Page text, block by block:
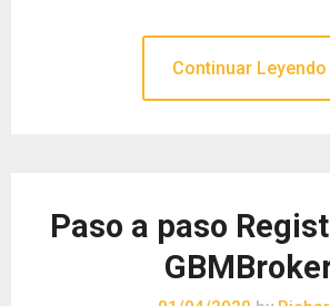
Continuar Leyendo
Paso a paso